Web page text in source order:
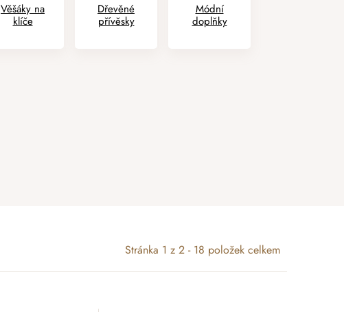
Věšáky na
klíče
Dřevěné
přívěsky
Módní
doplňky
Stránka 1 z 2 - 18 položek celkem